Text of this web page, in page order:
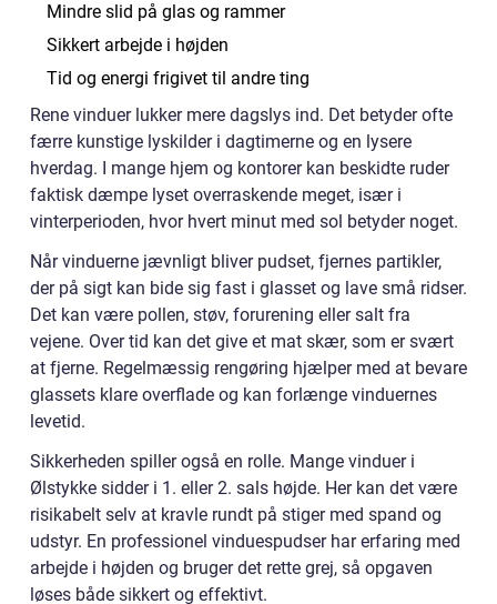
Mindre slid på glas og rammer
Sikkert arbejde i højden
Tid og energi frigivet til andre ting
Rene vinduer lukker mere dagslys ind. Det betyder ofte
færre kunstige lyskilder i dagtimerne og en lysere
hverdag. I mange hjem og kontorer kan beskidte ruder
faktisk dæmpe lyset overraskende meget, især i
vinterperioden, hvor hvert minut med sol betyder noget.
Når vinduerne jævnligt bliver pudset, fjernes partikler,
der på sigt kan bide sig fast i glasset og lave små ridser.
Det kan være pollen, støv, forurening eller salt fra
vejene. Over tid kan det give et mat skær, som er svært
at fjerne. Regelmæssig rengøring hjælper med at bevare
glassets klare overflade og kan forlænge vinduernes
levetid.
Sikkerheden spiller også en rolle. Mange vinduer i
Ølstykke sidder i 1. eller 2. sals højde. Her kan det være
risikabelt selv at kravle rundt på stiger med spand og
udstyr. En professionel vinduespudser har erfaring med
arbejde i højden og bruger det rette grej, så opgaven
løses både sikkert og effektivt.